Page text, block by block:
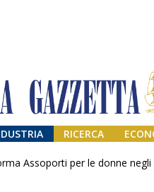
RICERCA
Assoporti per le donne negli